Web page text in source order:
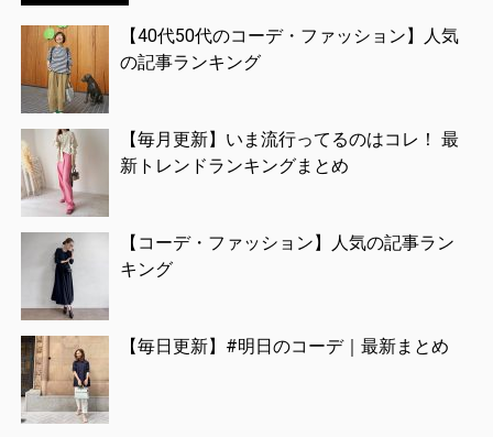
【40代50代のコーデ・ファッション】人気
の記事ランキング
【毎月更新】いま流行ってるのはコレ！ 最
新トレンドランキングまとめ
【コーデ・ファッション】人気の記事ラン
キング
【毎日更新】#明日のコーデ｜最新まとめ